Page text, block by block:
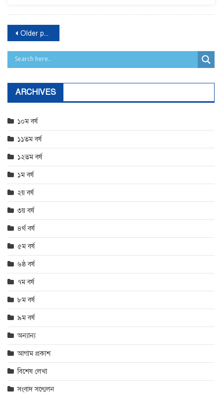
Older posts
ARCHIVES
১০ম বর্ষ
১১তম বর্ষ
১২তম বর্ষ
১ম বর্ষ
২য় বর্ষ
৩য় বর্ষ
৪র্থ বর্ষ
৫ম বর্ষ
৬ষ্ঠ বর্ষ
৭ম বর্ষ
৮ম বর্ষ
৯ম বর্ষ
অন্যান্য
আগাম প্রকাশ
বিশেষ লেখা
সংবাদ সন্মেলন